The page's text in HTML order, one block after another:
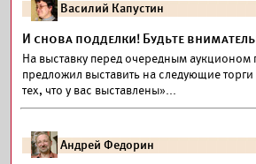
Василий Капустин
И снова подделки! Будьте
На выставку перед очередным аукционом
предложил выставить на следующие
тех, что у вас выставлены»...
Андрей Федорин